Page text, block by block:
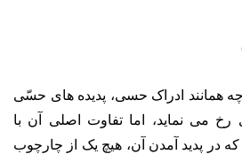
چه همانند ادراک حسی، پدیده های حسّی
می نماید، اما تفاوت اصلی آن با
در پدید آمدن آن، هیچ یک از چارچوب